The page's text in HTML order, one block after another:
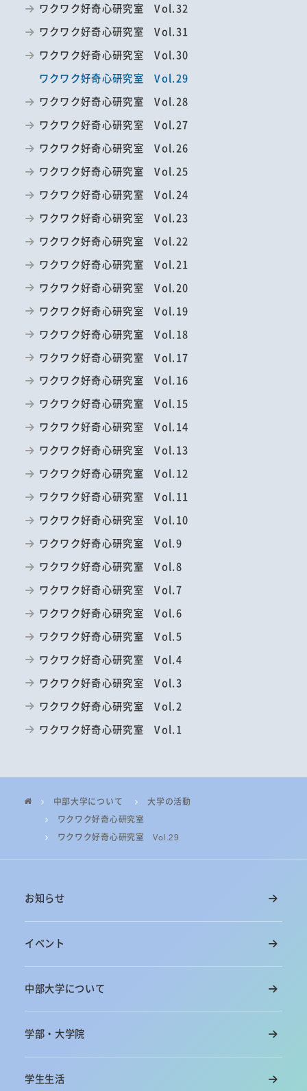
ワクワク好奇心研究室 Vol.32
ワクワク好奇心研究室 Vol.31
ワクワク好奇心研究室 Vol.30
ワクワク好奇心研究室 Vol.29
ワクワク好奇心研究室 Vol.28
ワクワク好奇心研究室 Vol.27
ワクワク好奇心研究室 Vol.26
ワクワク好奇心研究室 Vol.25
ワクワク好奇心研究室 Vol.24
ワクワク好奇心研究室 Vol.23
ワクワク好奇心研究室 Vol.22
ワクワク好奇心研究室 Vol.21
ワクワク好奇心研究室 Vol.20
ワクワク好奇心研究室 Vol.19
ワクワク好奇心研究室 Vol.18
ワクワク好奇心研究室 Vol.17
ワクワク好奇心研究室 Vol.16
ワクワク好奇心研究室 Vol.15
ワクワク好奇心研究室 Vol.14
ワクワク好奇心研究室 Vol.13
ワクワク好奇心研究室 Vol.12
ワクワク好奇心研究室 Vol.11
ワクワク好奇心研究室 Vol.10
ワクワク好奇心研究室 Vol.9
ワクワク好奇心研究室 Vol.8
ワクワク好奇心研究室 Vol.7
ワクワク好奇心研究室 Vol.6
ワクワク好奇心研究室 Vol.5
ワクワク好奇心研究室 Vol.4
ワクワク好奇心研究室 Vol.3
ワクワク好奇心研究室 Vol.2
ワクワク好奇心研究室 Vol.1
中部大学について
大学の活動
ワクワク好奇心研究室
ワクワク好奇心研究室 Vol.29
お知らせ
イベント
中部大学について
学部・大学院
学生生活